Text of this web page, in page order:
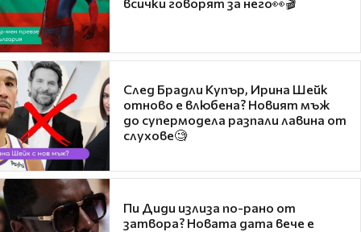
След Брадли Купър, Ирина Шейк
отново е влюбена? Новият мъж
до супермодела разпали лавина от
слухове🧐
Пи Диди излиза по-рано от
затвора? Новата дата вече е